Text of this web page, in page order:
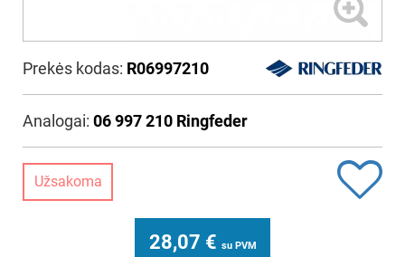
Prekės kodas: R06997210
Analogai: 06 997 210 Ringfeder
Užsakoma
28,07 € su PVM